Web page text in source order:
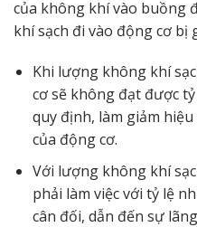
của không khí vào buồng
khí sạch đi vào động cơ bị
Khi lượng không khí
cơ sẽ không đạt được
quy định, làm giảm
của động cơ.
Với lượng không khí
phải làm việc với tỷ lệ
cân đối, dẫn đến sự